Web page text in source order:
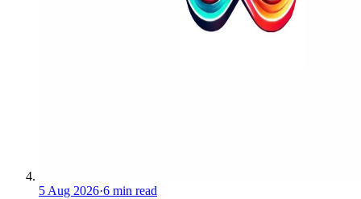
5 Aug 2026·6 min read